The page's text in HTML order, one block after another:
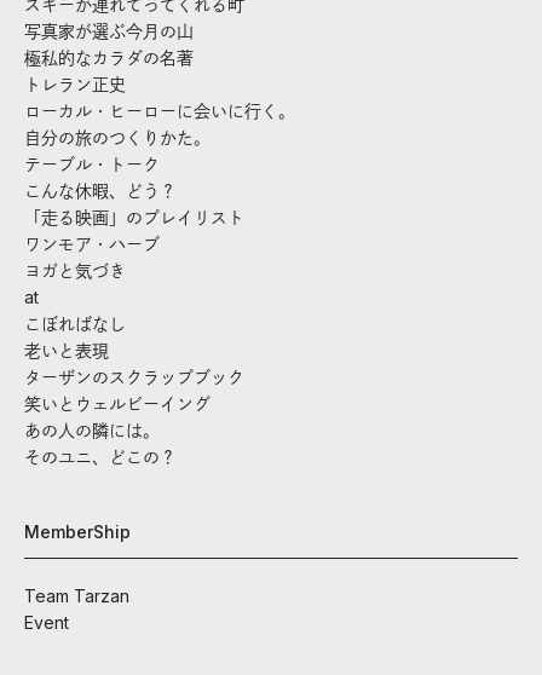
スキーが連れてってくれる町
写真家が選ぶ今月の山
極私的なカラダの名著
トレラン正史
ローカル・ヒーローに会いに行く。
自分の旅のつくりかた。
テーブル・トーク
こんな休暇、どう？
「走る映画」のプレイリスト
ワンモア・ハーブ
ヨガと気づき
at
こぼればなし
老いと表現
ターザンのスクラップブック
笑いとウェルビーイング
あの人の隣には。
そのユニ、どこの？
MemberShip
Team Tarzan
Event